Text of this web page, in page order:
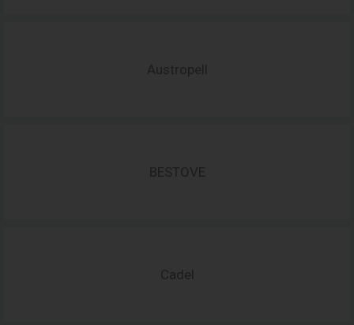
Austropell
BESTOVE
Cadel